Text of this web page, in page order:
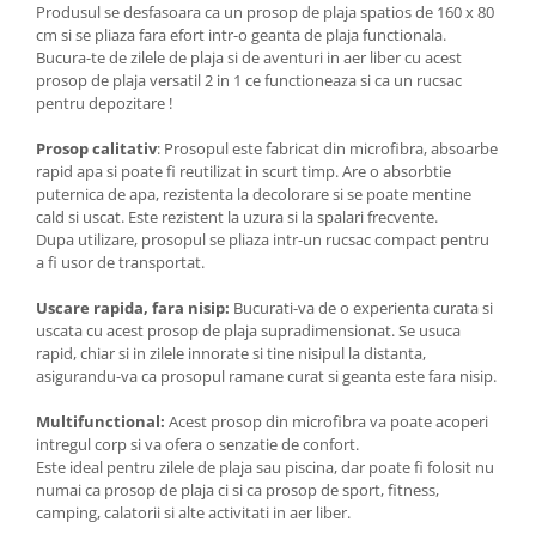
Produsul se desfasoara ca un prosop de plaja spatios de 160 x 80
cm si se pliaza fara efort intr-o geanta de plaja functionala.
Bucura-te de zilele de plaja si de aventuri in aer liber cu acest
prosop de plaja versatil 2 in 1 ce functioneaza si ca un rucsac
pentru depozitare !
Prosop calitativ: Prosopul este fabricat din microfibra, absoarbe
rapid apa si poate fi reutilizat in scurt timp. Are o absorbtie
puternica de apa, rezistenta la decolorare si se poate mentine
cald si uscat. Este rezistent la uzura si la spalari frecvente.
Dupa utilizare, prosopul se pliaza intr-un rucsac compact pentru
a fi usor de transportat.
Uscare rapida, fara nisip: Bucurati-va de o experienta curata si
uscata cu acest prosop de plaja supradimensionat. Se usuca
rapid, chiar si in zilele innorate si tine nisipul la distanta,
asigurandu-va ca prosopul ramane curat si geanta este fara nisip.
Multifunctional: Acest prosop din microfibra va poate acoperi
intregul corp si va ofera o senzatie de confort.
Este ideal pentru zilele de plaja sau piscina, dar poate fi folosit nu
numai ca prosop de plaja ci si ca prosop de sport, fitness,
camping, calatorii si alte activitati in aer liber.